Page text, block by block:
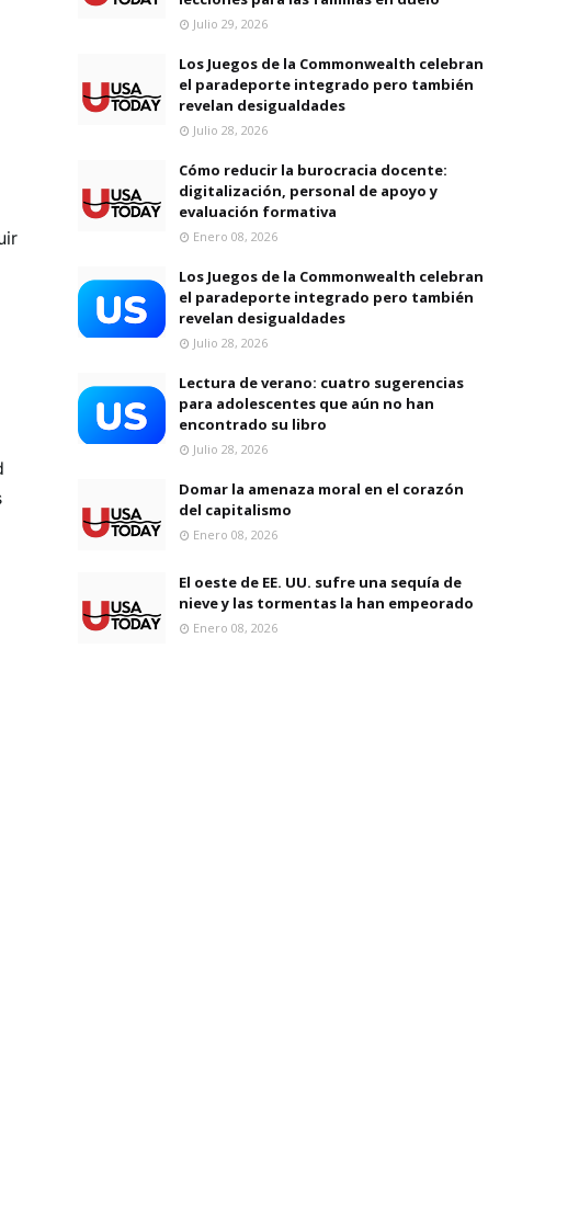
Julio 29, 2026
Los Juegos de la Commonwealth celebran
el paradeporte integrado pero también
revelan desigualdades
Julio 28, 2026
Cómo reducir la burocracia docente:
digitalización, personal de apoyo y
evaluación formativa
Enero 08, 2026
Los Juegos de la Commonwealth celebran
el paradeporte integrado pero también
revelan desigualdades
Julio 28, 2026
Lectura de verano: cuatro sugerencias
para adolescentes que aún no han
encontrado su libro
Julio 28, 2026
Domar la amenaza moral en el corazón
del capitalismo
Enero 08, 2026
El oeste de EE. UU. sufre una sequía de
nieve y las tormentas la han empeorado
Enero 08, 2026